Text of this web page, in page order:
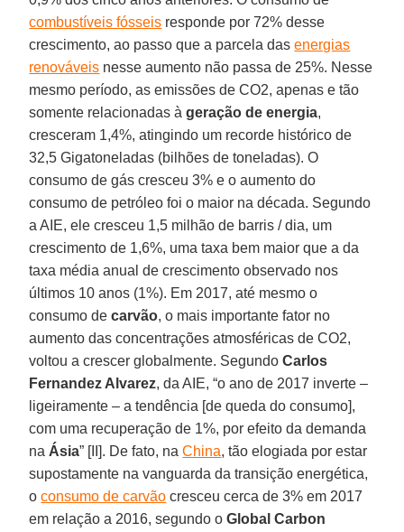
combustíveis fósseis responde por 72% desse
crescimento, ao passo que a parcela dasenergias
renováveis nesse aumento não passa de 25%. Nesse
mesmo período, as emissões de CO2, apenas e tão
somente relacionadas àgeração de energia,
cresceram 1,4%, atingindo um recorde histórico de
32,5 Gigatoneladas (bilhões de toneladas). O
consumo de gás cresceu 3% e o aumento do
consumo de petróleo foi o maior na década. Segundo
a AIE, ele cresceu 1,5 milhão de barris / dia, um
crescimento de 1,6%, uma taxa bem maior que a da
taxa média anual de crescimento observado nos
últimos 10 anos (1%). Em 2017, até mesmo o
consumo decarvão, o mais importante fator no
aumento das concentrações atmosféricas de CO2,
voltou a crescer globalmente. SegundoCarlos
Fernandez Alvarez, da AIE, “o ano de 2017 inverte –
ligeiramente – a tendência [de queda do consumo],
com uma recuperação de 1%, por efeito da demanda
na Ásia” [II]. De fato, naChina, tão elogiada por estar
supostamente na vanguarda da transição energética,
oconsumo de carvão cresceu cerca de 3% em 2017
em relação a 2016, segundo oGlobal Carbon